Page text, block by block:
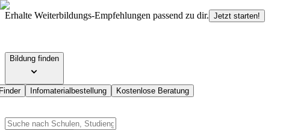
Erhalte Weiterbildungs-Empfehlungen passend zu dir. Jetzt starten!
Bildung finden
Infomaterialbestellung Kostenlose Beratung